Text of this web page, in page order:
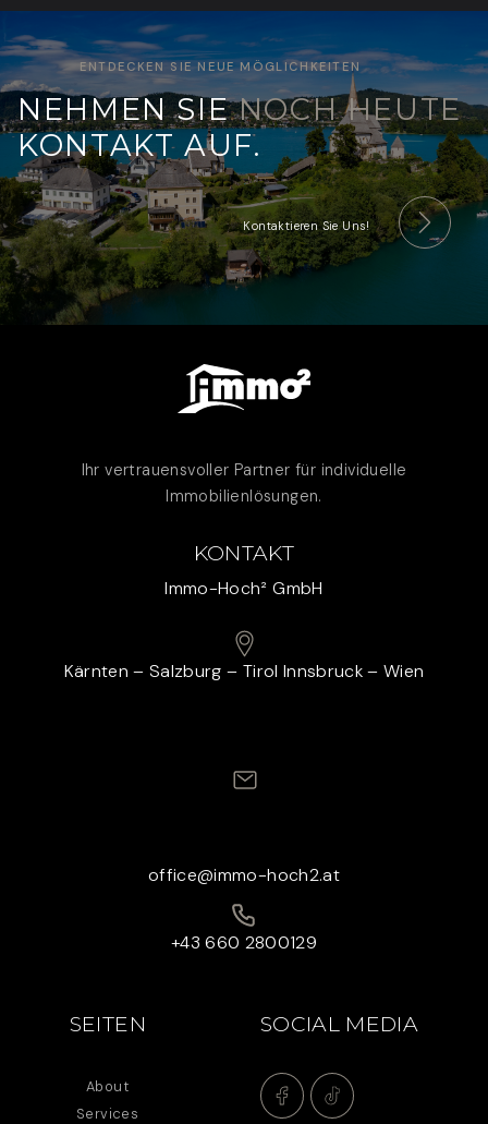
ENTDECKEN SIE NEUE MÖGLICHKEITEN
NEHMEN SIENOCH HEUTE
KONTAKT AUF.
Kontaktieren Sie Uns!
Ihr vertrauensvoller Partner für individuelle
Immobilienlösungen.
KONTAKT
Immo-Hoch² GmbH
Kärnten – Salzburg – Tirol Innsbruck – Wien
office@immo-hoch2.at
+43 660 2800129
SEITEN
About
Services
SOCIAL MEDIA